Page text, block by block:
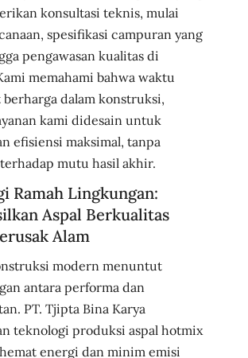
konsultasi teknis, mulai
spesifikasi campuran yang
pengawasan kualitas di
memahami bahwa waktu
berharga dalam konstruksi,
kami didesain untuk
efisiensi maksimal, tanpa
mutu hasil akhir.
Ramah Lingkungan:
Aspal Berkualitas
Alam
modern menuntut
antara performa dan
PT. Tjipta Bina Karya
teknologi produksi aspal hotmix
energi dan minim emisi